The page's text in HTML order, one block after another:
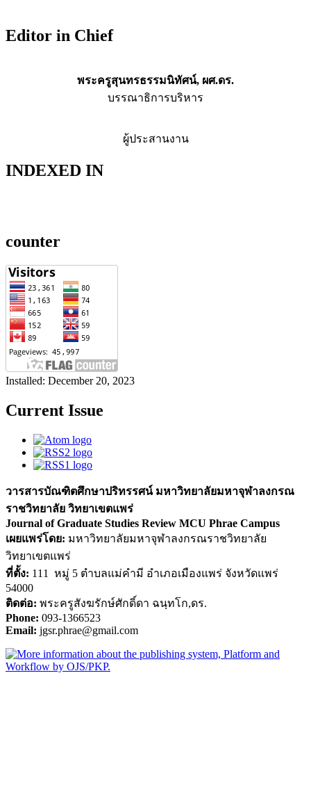
Editor in Chief
พระครูสุนทรธรรมนิทัศน์, ผศ.ดร.
บรรณาธิการบริหาร
ผู้ประสานงาน
INDEXED IN
counter
Installed: December 20, 2023
Current Issue
วารสารบัณฑิตศึกษาปริทรรศน์ มหาวิทยาลัยมหาจุฬาลงกรณ
ราชวิทยาลัย วิทยาเขตแพร่
Journal of Graduate Studies Review MCU Phrae Campus
เผยแพร่โดย: มหาวิทยาลัยมหาจุฬาลงกรณราชวิทยาลัย
วิทยาเขตแพร่
ที่ตั้ง: 111 หมู่ 5 ตำบลแม่คำมี อำเภอเมืองแพร่ จังหวัดแพร่
54000
ติดต่อ: พระครูสังฆรักษ์ศักดิ์ดา ฉนฺทโก,ดร.
Phone: 093-1366523
Email: jgsr.phrae@gmail.com